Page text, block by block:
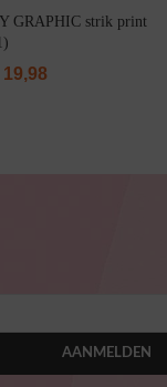
GRAPHIC strik print
19,98
AANMELDEN